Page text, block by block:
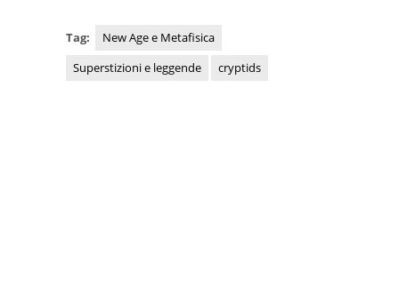
Tag:
New Age e Metafisica
Superstizioni e leggende
cryptids